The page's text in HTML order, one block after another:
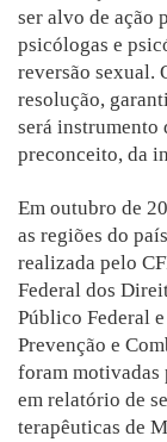
ser alvo de ação
psicólogas e
reversão sexual.
resolução,
será instrumento
preconceito, da
Em outubro de
as regiões do
realizada pelo
Federal dos
Público Federal
Prevenção e
foram motivadas
em relatório de
terapêuticas de